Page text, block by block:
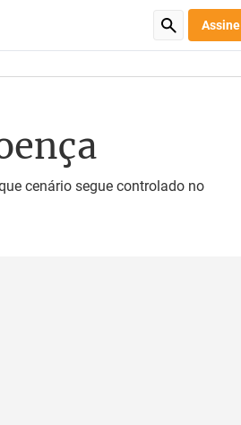
Assine
cenário segue controlado no